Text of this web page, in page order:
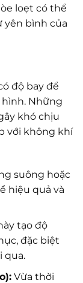
loẹt có thể
yên bình của
độ bay để
Những
khó chịu
với không khí
suông hoặc
hiệu quả và
tạo độ
đặc biệt
qua.
Vừa thời